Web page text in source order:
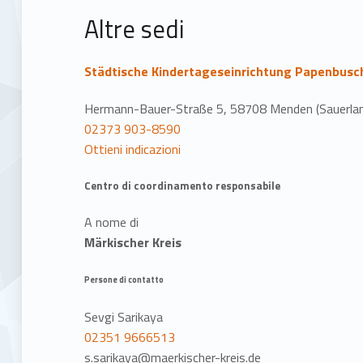
i
o
n
e
Altre sedi
Städtische Kindertageseinrichtung
Hermann-Bauer-Straße 5, 58708 Menden
02373 903-8590
Ottieni indicazioni
Centro di coordinamento responsabile
A nome di
Märkischer Kreis
Persone di contatto
Sevgi Sarikaya
02351 9666513
s.sarikaya@maerkischer-kreis.de